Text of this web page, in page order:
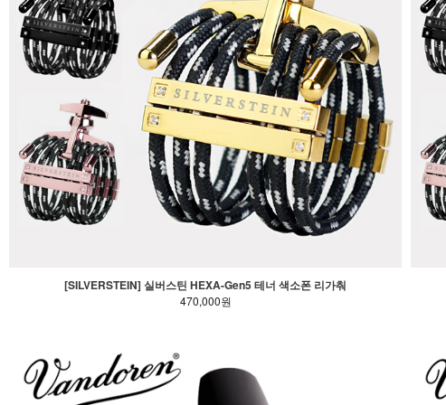
[SILVERSTEIN] 실버스틴 HEXA-Gen5 테너 색소폰 리가춰
470,000원